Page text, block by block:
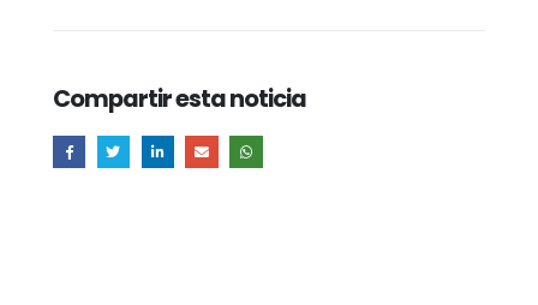
Compartir esta noticia